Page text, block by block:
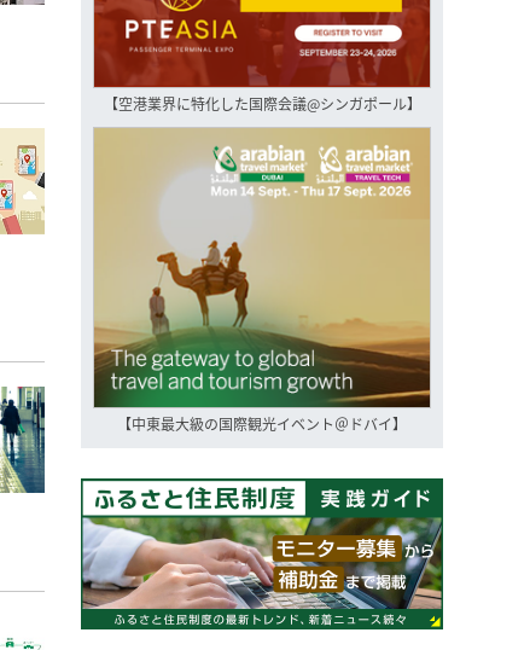
【空港業界に特化した国際会議@シンガポール】
【中東最大級の国際観光イベント＠ドバイ】